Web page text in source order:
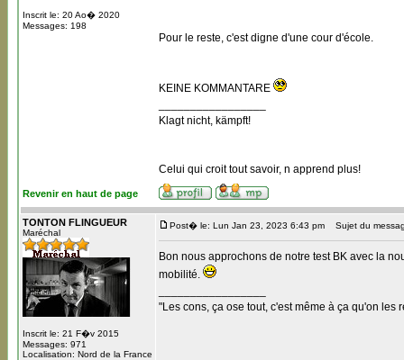
Inscrit le: 20 Ao� 2020
Messages: 198
Pour le reste, c'est digne d'une cour d'école.
KEINE KOMMANTARE
Klagt nicht, kämpft!
Celui qui croit tout savoir, n apprend plus!
Revenir en haut de page
TONTON FLINGUEUR
Maréchal
Inscrit le: 21 F�v 2015
Messages: 971
Localisation: Nord de la France
Post� le: Lun Jan 23, 2023 6:43 pm Sujet du
Bon nous approchons de notre test BK avec la
mobilité.
"Les cons, ça ose tout, c'est même à ça qu'on les